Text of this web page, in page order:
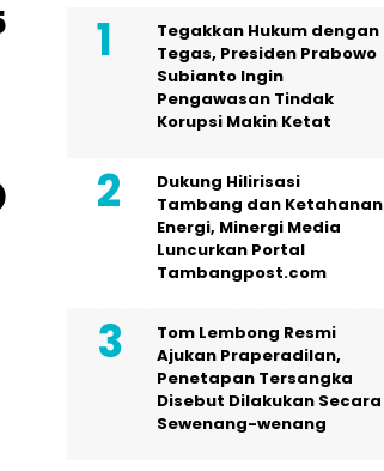
Tegakkan Hukum dengan
Tegas, Presiden Prabowo
Subianto Ingin
Pengawasan Tindak
Korupsi Makin Ketat
Dukung Hilirisasi
Tambang dan Ketahanan
Energi, Minergi Media
Luncurkan Portal
Tambangpost.com
Tom Lembong Resmi
Ajukan Praperadilan,
Penetapan Tersangka
Disebut Dilakukan Secara
Sewenang-wenang